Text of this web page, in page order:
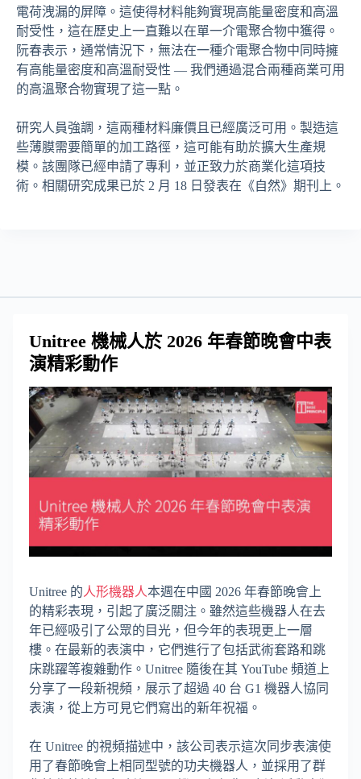
電荷洩漏的屏障。這使得材料能夠實現高能量密度和高溫
耐受性，這在歷史上一直難以在單一介電聚合物中獲得。
阮春表示，通常情況下，無法在一種介電聚合物中同時擁
有高能量密度和高溫耐受性 — 我們通過混合兩種商業可用
的高溫聚合物實現了這一點。
研究人員強調，這兩種材料廉價且已經廣泛可用。製造這
些薄膜需要簡單的加工路徑，這可能有助於擴大生產規
模。該團隊已經申請了專利，並正致力於商業化這項技
術。相關研究成果已於 2 月 18 日發表在《自然》期刊上。
Unitree 機械人於 2026 年春節晚會中表
演精彩動作
Unitree 的人形機器人本週在中國 2026 年春節晚會上
的精彩表現，引起了廣泛關注。雖然這些機器人在去
年已經吸引了公眾的目光，但今年的表現更上一層
樓。在最新的表演中，它們進行了包括武術套路和跳
床跳躍等複雜動作。Unitree 隨後在其 YouTube 頻道上
分享了一段新視頻，展示了超過 40 台 G1 機器人協同
表演，從上方可見它們寫出的新年祝福。
在 Unitree 的視頻描述中，該公司表示這次同步表演使
用了春節晚會上相同型號的功夫機器人，並採用了群